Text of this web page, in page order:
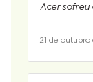
Acer sofreu
21 de outubro